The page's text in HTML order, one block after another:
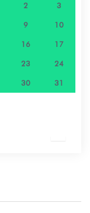
2 3
9 10
16 17
23 24
30 31